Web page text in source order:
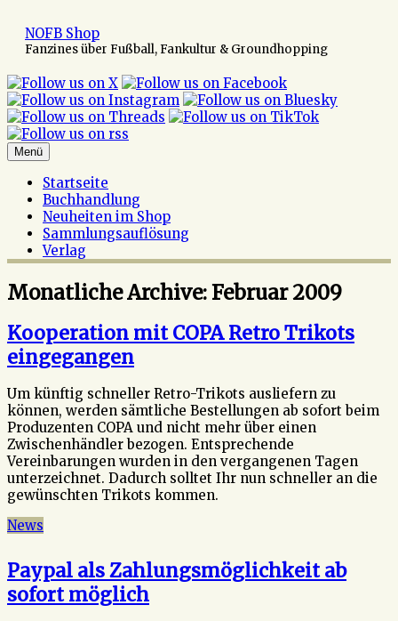
Inhalt
springen
NOFB Shop
Fanzines über Fußball, Fankultur & Groundhopping
Menü
Startseite
Buchhandlung
Neuheiten im Shop
Sammlungsauflösung
Verlag
Monatliche Archive:Februar 2009
Kooperation mit COPA Retro Trikots
eingegangen
Um künftig schneller Retro-Trikots ausliefern zu
können, werden sämtliche Bestellungen ab sofort beim
Produzenten COPA und nicht mehr über einen
Zwischenhändler bezogen. Entsprechende
Vereinbarungen wurden in den vergangenen Tagen
unterzeichnet. Dadurch solltet Ihr nun schneller an die
gewünschten Trikots kommen.
News
Paypal als Zahlungsmöglichkeit ab
sofort möglich